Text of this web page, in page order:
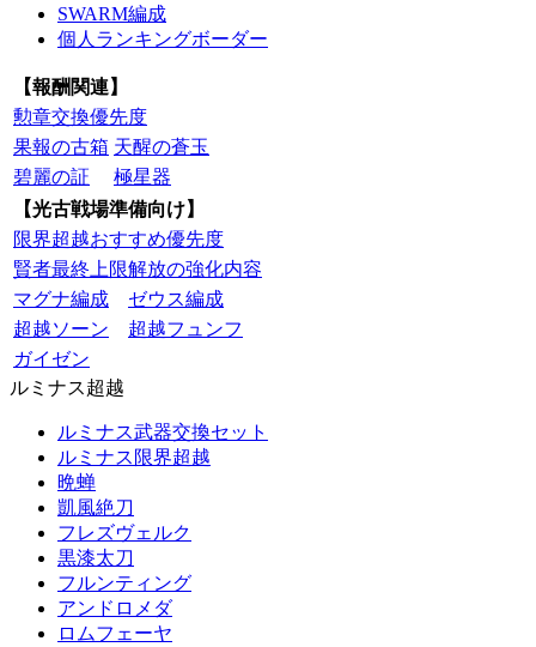
SWARM編成
個人ランキングボーダー
【報酬関連】
勲章交換優先度
果報の古箱 天醒の蒼玉
碧麗の証
極星器
【光古戦場準備向け】
限界超越おすすめ優先度
賢者最終上限解放の強化内容
マグナ編成
ゼウス編成
超越ソーン
超越フュンフ
ガイゼン
ルミナス超越
ルミナス武器交換セット
ルミナス限界超越
晩蝉
凱風絶刀
フレズヴェルク
黒漆太刀
フルンティング
アンドロメダ
ロムフェーヤ